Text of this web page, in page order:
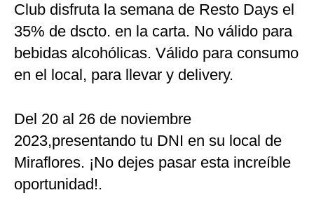
Club disfruta la semana de Resto Days el
35% de dscto. en la carta. No válido para
bebidas alcohólicas. Válido para consumo
en el local, para llevar y delivery.
Del 20 al 26 de noviembre
2023,presentando tu DNI en su local de
Miraflores. ¡No dejes pasar esta increíble
oportunidad!.